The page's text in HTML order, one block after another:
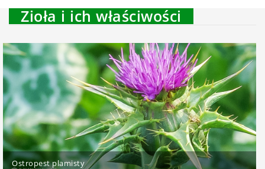
Zioła i ich właściwości
Ostropest plamisty